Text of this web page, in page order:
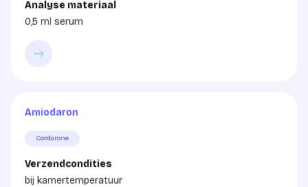
Analyse materiaal
0,5 ml serum
Amiodaron
Cordarone
Verzendcondities
bij kamertemperatuur